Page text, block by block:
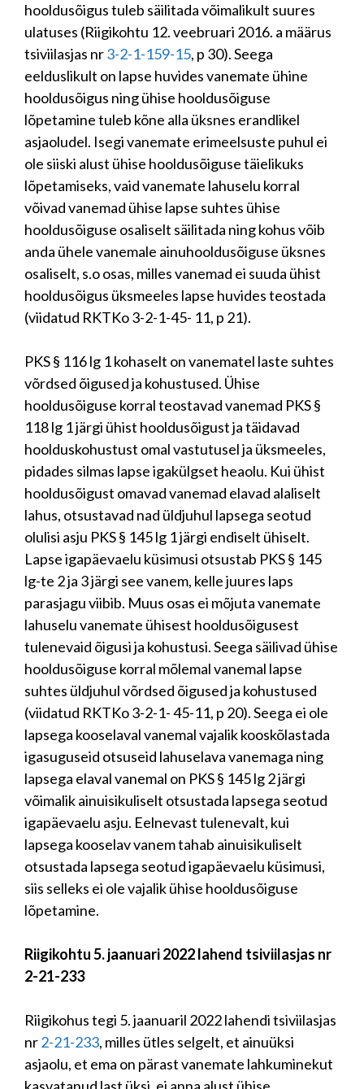
hooldusõigus tuleb säilitada võimalikult suures
ulatuses (Riigikohtu 12. veebruari 2016. a määrus
tsiviilasjas nr3-2-1-159-15, p 30). Seega
eelduslikult on lapse huvides vanemate ühine
hooldusõigus ning ühise hooldusõiguse
lõpetamine tuleb kõne alla üksnes erandlikel
asjaoludel. Isegi vanemate erimeelsuste puhul ei
ole siiski alust ühise hooldusõiguse täielikuks
lõpetamiseks, vaid vanemate lahuselu korral
võivad vanemad ühise lapse suhtes ühise
hooldusõiguse osaliselt säilitada ning kohus võib
anda ühele vanemale ainuhooldusõiguse üksnes
osaliselt, s.o osas, milles vanemad ei suuda ühist
hooldusõigus üksmeeles lapse huvides teostada
(viidatud RKTKo 3-2-1-45- 11, p 21).
PKS § 116 lg 1 kohaselt on vanematel laste suhtes
võrdsed õigused ja kohustused. Ühise
hooldusõiguse korral teostavad vanemad PKS §
118 lg 1 järgi ühist hooldusõigust ja täidavad
hoolduskohustust omal vastutusel ja üksmeeles,
pidades silmas lapse igakülgset heaolu. Kui ühist
hooldusõigust omavad vanemad elavad alaliselt
lahus, otsustavad nad üldjuhul lapsega seotud
olulisi asju PKS § 145 lg 1 järgi endiselt ühiselt.
Lapse igapäevaelu küsimusi otsustab PKS § 145
lg-te 2 ja 3 järgi see vanem, kelle juures laps
parasjagu viibib. Muus osas ei mõjuta vanemate
lahuselu vanemate ühisest hooldusõigusest
tulenevaid õigusi ja kohustusi. Seega säilivad ühise
hooldusõiguse korral mõlemal vanemal lapse
suhtes üldjuhul võrdsed õigused ja kohustused
(viidatud RKTKo 3-2-1- 45-11, p 20). Seega ei ole
lapsega kooselaval vanemal vajalik kooskõlastada
igasuguseid otsuseid lahuselava vanemaga ning
lapsega elaval vanemal on PKS § 145 lg 2 järgi
võimalik ainuisikuliselt otsustada lapsega seotud
igapäevaelu asju. Eelnevast tulenevalt, kui
lapsega kooselav vanem tahab ainuisikuliselt
otsustada lapsega seotud igapäevaelu küsimusi,
siis selleks ei ole vajalik ühise hooldusõiguse
lõpetamine.
Riigikohtu 5. jaanuari 2022 lahend tsiviilasjas nr
2-21-233
Riigikohus tegi 5. jaanuaril 2022 lahendi tsiviilasjas
nr2-21-233, milles ütles selgelt, et ainuüksi
asjaolu, et ema on pärast vanemate lahkuminekut